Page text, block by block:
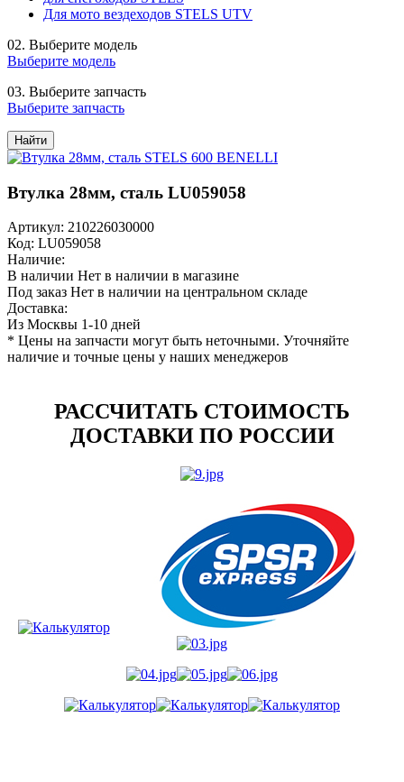
Для мото вездеходов STELS UTV
02. Выберите модель
Выберите модель
03. Выберите запчасть
Выберите запчасть
Найти
Втулка 28мм, сталь LU059058
Артикул: 210226030000
Код: LU059058
Наличие:
В наличии Нет в наличии в магазине
Под заказ Нет в наличии на центральном складе
Доставка:
Из Москвы 1-10 дней
* Цены на запчасти могут быть неточными. Уточняйте
наличие и точные цены у наших менеджеров
РАССЧИТАТЬ СТОИМОСТЬ
ДОСТАВКИ ПО РОССИИ